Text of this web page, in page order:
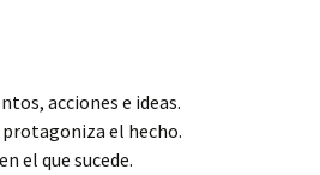
acciones e ideas.
protagoniza el hecho.
el que sucede.